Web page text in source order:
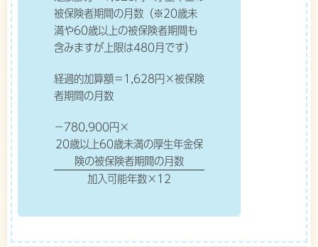
被保険者期間の月数（※20歳未
満や60歳以上の被保険者期間も
含みますが上限は480月です）
経過的加算額＝1,628円×被保険
者期間の月数
−780,900円×
20歳以上60歳未満の厚生年金保
険の被保険者期間の月数
加入可能年数×12